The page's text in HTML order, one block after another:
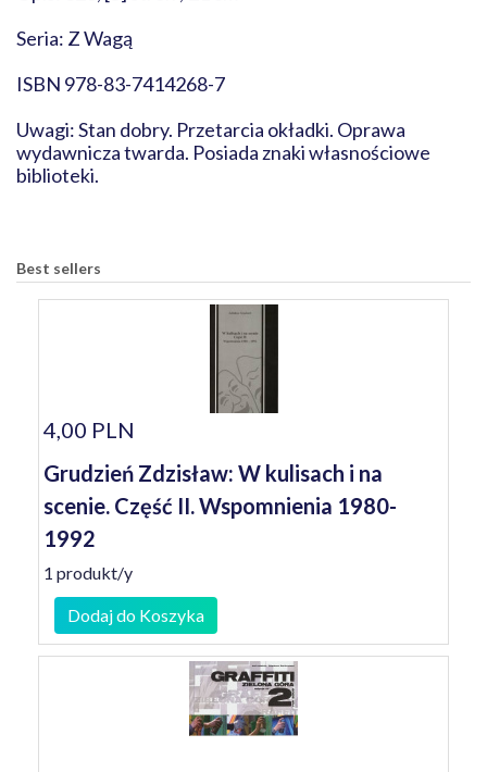
Seria: Z Wagą
ISBN 978-83-7414268-7
Uwagi: Stan dobry. Przetarcia okładki. Oprawa
wydawnicza twarda. Posiada znaki własnościowe
biblioteki.
Best sellers
4,00 PLN
Grudzień Zdzisław: W kulisach i na
scenie. Część II. Wspomnienia 1980-
1992
1 produkt/y
Dodaj do Koszyka